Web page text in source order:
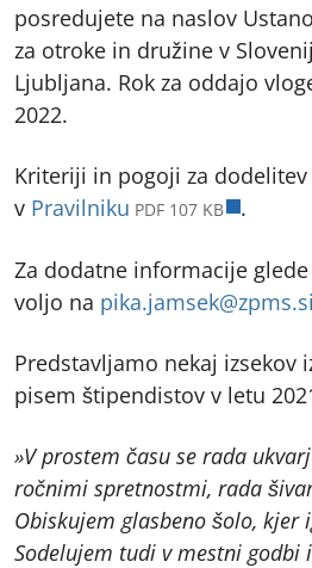
posredujete na naslov
za otroke in družine v
Ljubljana. Rok za oddajo
2022.
Kriteriji in pogoji za dodelitev
v Pravilniku PDF 107 KB odpre
.
Za dodatne informacije
voljo na pika.jamsek@zpms.si
Predstavljamo nekaj izsekov
pisem štipendistov v letu
»V prostem času se rada
ročnimi spretnostmi, rada
Obiskujem glasbeno šolo, kjer
Sodelujem tudi v mestni godbi